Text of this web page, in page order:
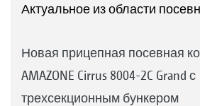
Актуальное из области
Новая прицепная посевная
AMAZONE Cirrus 8004-2C Grand с
трехсекционным бункером